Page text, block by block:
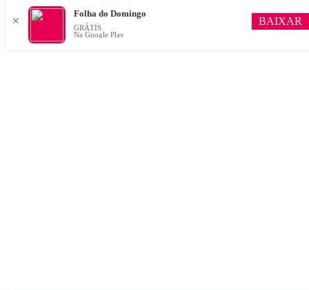
✕
Folha do Domingo
GRÁTIS
Na Google Play
BAIXAR